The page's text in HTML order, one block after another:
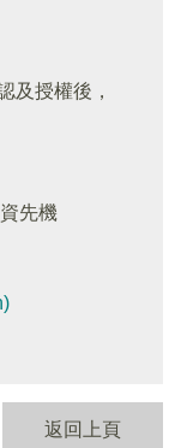
及授權後，
先機
返回上頁